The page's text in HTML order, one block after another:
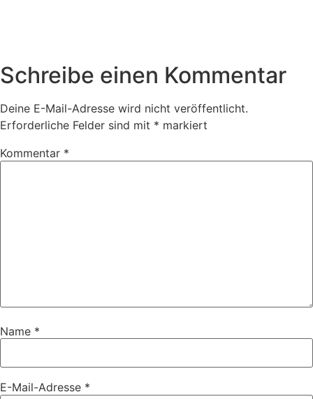
Schreibe einen Kommentar
Deine E-Mail-Adresse wird nicht veröffentlicht.
Erforderliche Felder sind mit * markiert
Kommentar *
Name *
E-Mail-Adresse *